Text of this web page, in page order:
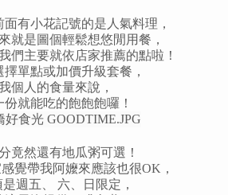
面有小花記號的是人氣料理，
就是圖個輕鬆想悠閒用餐，
們主要就依店家推薦的點啦！
擇單點或加價升級套餐，
個人的食量來說，
份就能吃的飽飽飽囉！
竟然還有地瓜粥可選！
覺帶我阿嬤來應該也很OK，
週五、 六、日限定，